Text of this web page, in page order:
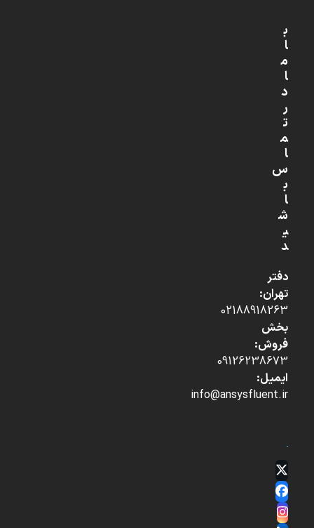
ب
ا
م
ا
د
ر
ت
م
ا
س
ب
ا
ش
ی
د
دفتر
تهران:
02188918263
بخش
فروش:
09126238673
ایمیل:
info@ansysfluent.ir
Twitter
(deprecated)
Facebook
Instagram